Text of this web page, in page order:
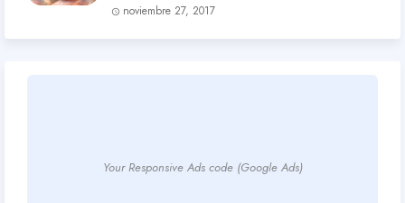
noviembre 27, 2017
Your Responsive Ads code (Google Ads)